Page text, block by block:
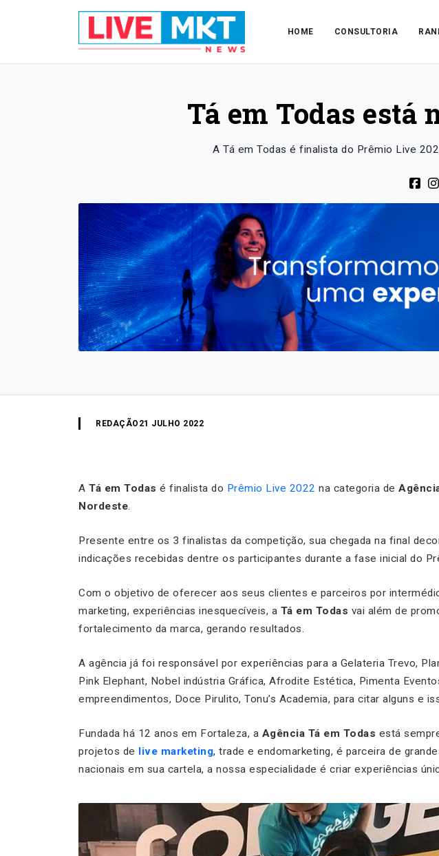
HOME CONSULTORIA
Tá em Todas
A Tá em Todas é finalista do Prêmio Live
REDAÇÃO 21 JULHO 2022
A Tá em Todas é finalista do Prêmio Live 2022 na categoria de
Nordeste.
Presente entre os 3 finalistas da competição, sua chegada na final
indicações recebidas dentre os participantes durante a fase inicial do
Com o objetivo de oferecer aos seus clientes e parceiros por
marketing, experiências inesquecíveis, a Tá em Todas vai além de
fortalecimento da marca, gerando resultados.
A agência já foi responsável por experiências para a Gelateria Trevo,
Pink Elephant, Nobel indústria Gráfica, Afrodite Estética, Pimenta
empreendimentos, Doce Pirulito, Tonu’s Academia, para citar alguns e
Fundada há 12 anos em Fortaleza, a Agência Tá em Todas está
projetos de live marketing, trade e endomarketing, é parceira de
nacionais em sua cartela, a nossa especialidade é criar experiências